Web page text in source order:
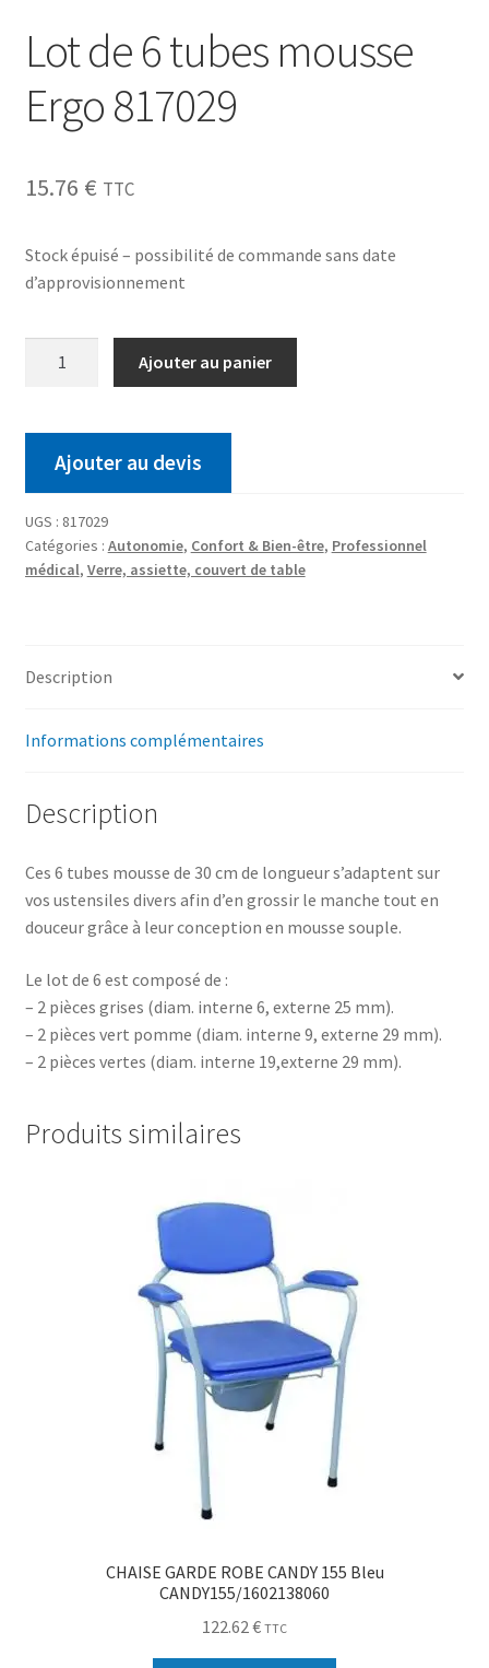
Lot de 6 tubes mousse
Ergo 817029
15.76 € TTC
Stock épuisé – possibilité de commande sans date
d’approvisionnement
Ajouter au panier
Ajouter au devis
UGS : 817029
Catégories : Autonomie, Confort & Bien-être, Professionnel
médical, Verre, assiette, couvert de table
Description
Informations complémentaires
Description
Ces 6 tubes mousse de 30 cm de longueur s’adaptent sur
vos ustensiles divers afin d’en grossir le manche tout en
douceur grâce à leur conception en mousse souple.
Le lot de 6 est composé de :
– 2 pièces grises (diam. interne 6, externe 25 mm).
– 2 pièces vert pomme (diam. interne 9, externe 29 mm).
– 2 pièces vertes (diam. interne 19,externe 29 mm).
Produits similaires
CHAISE GARDE ROBE CANDY 155 Bleu
CANDY155/1602138060
122.62 € TTC